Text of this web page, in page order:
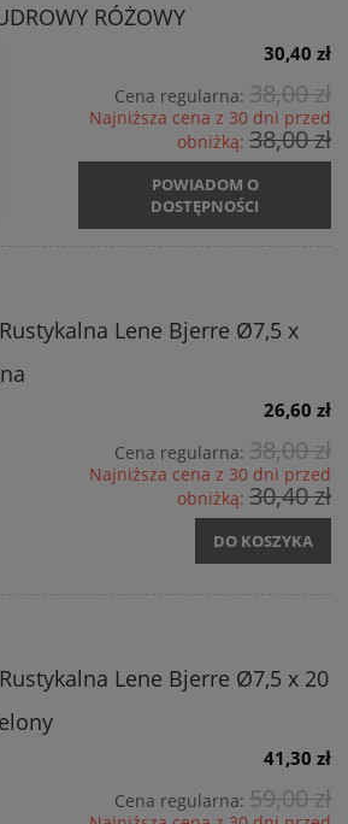
RÓŻOWY
30,40 zł
Cena regularna: 38,00 zł
Najniższa cena z 30 dni przed
obniżką: 38,00 zł
POWIADOM O
DOSTĘPNOŚCI
Lene Bjerre Ø7,5 x
26,60 zł
Cena regularna: 38,00 zł
Najniższa cena z 30 dni przed
obniżką: 30,40 zł
DO KOSZYKA
Lene Bjerre Ø7,5 x 20
41,30 zł
Cena regularna: 59,00 zł